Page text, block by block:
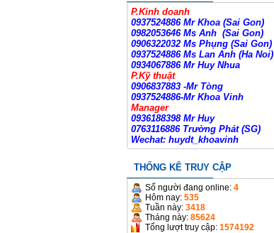
P.Kinh doanh
0937524886 Mr Khoa (Sai Gon)
0982053646 Ms Anh (Sai Gon)
0906322032 Ms Phụng (Sai Gon)
0937524886 Ms Lan Anh (Ha Noi)
0934067886 Mr Huy Nhua
P.Kỹ thuật
0906837883 -Mr Tòng
0937524886-Mr Khoa Vinh
Manager
0936188398 Mr Huy
0763116886 Trường Phát (SG)
Wechat: huydt_khoavinh
THỐNG KÊ TRUY CẬP
Số người đang online: 4
Hôm nay: 535
Tuần này: 3418
Tháng này: 85624
Tổng lượt truy cập: 1574192